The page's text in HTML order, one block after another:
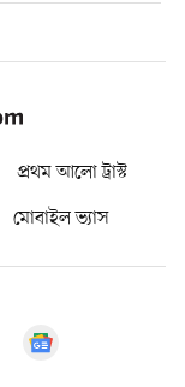
প্রথম আলো ট্রাস্ট
মোবাইল ভ্যাস